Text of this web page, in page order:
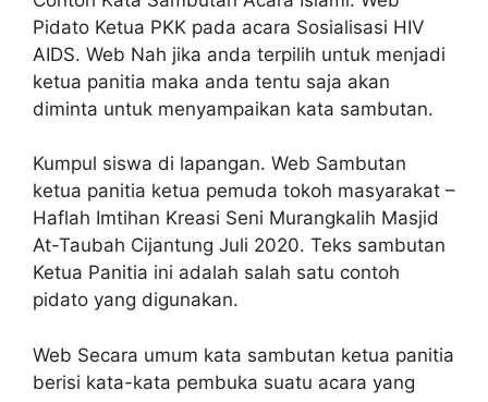
Pidato Ketua PKK pada acara Sosialisasi HIV
AIDS. Web Nah jika anda terpilih untuk menjadi
ketua panitia maka anda tentu saja akan
diminta untuk menyampaikan kata sambutan.
Kumpul siswa di lapangan. Web Sambutan
ketua panitia ketua pemuda tokoh masyarakat –
Haflah Imtihan Kreasi Seni Murangkalih Masjid
At-Taubah Cijantung Juli 2020. Teks sambutan
Ketua Panitia ini adalah salah satu contoh
pidato yang digunakan.
Web Secara umum kata sambutan ketua panitia
berisi kata-kata pembuka suatu acara yang